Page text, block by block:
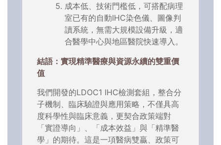
成本低、技術門檻低，可搭配病理
室已有的自動IHC染色儀、圖像判
讀系統，無需大規模設備升級，適
合醫學中心與地區醫院快速導入。
結語：實現精準醫療與資源永續的雙重價
值
我們開發的LDOC1 IHC檢測套組，整合分
子機制、臨床驗證與應用策略，不僅具高
度科學性與臨床意義，更契合政策端對
「實證導向」、「成本效益」與「精準醫
學」的期待。這是一項醫病雙贏、政策可